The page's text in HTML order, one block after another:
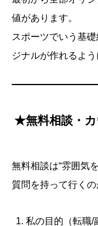
値があります。
スポーツでいう基
ジナルが作れるよう
★無料相談・カ
無料相談は“雰囲気
質問を持って行くの
私の目的（転職/